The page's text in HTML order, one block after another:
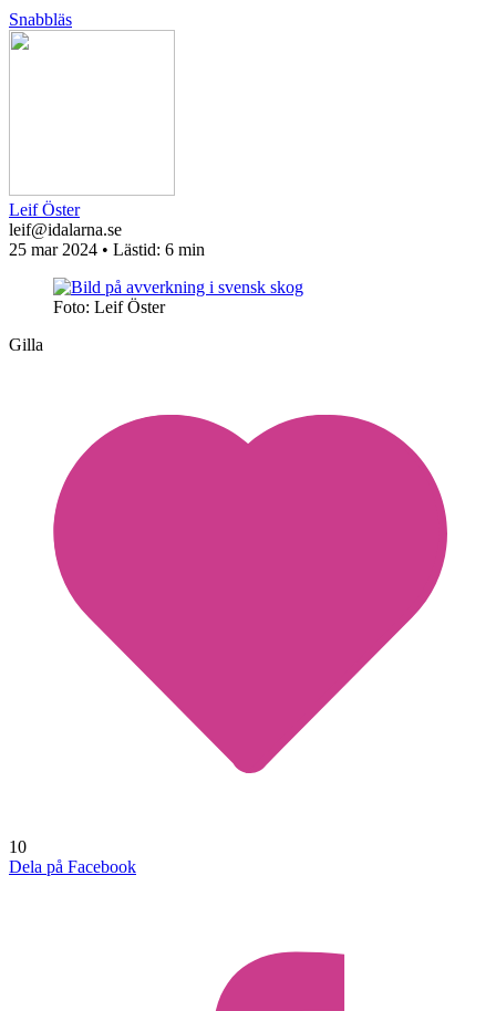
Snabbläs
Leif Öster
leif@idalarna.se
25 mar 2024 • Lästid: 6 min
Foto: Leif Öster
Gilla
10
Dela på Facebook